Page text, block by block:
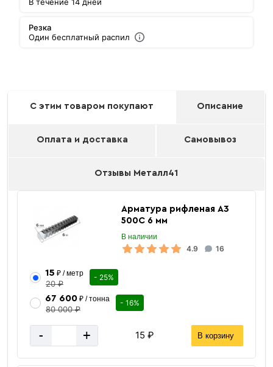
Резка
Один бесплатный распил
С этим товаром покупают Описание
Оплата и доставка Самовывоз
Отзывы Металл41
Арматура рифленая А3
500С 6 мм
В наличии
4.9 16
15 ₽ / метр
20 ₽
- 25%
67 600₽ / тонна
80 000 ₽
- 16%
- + 15 ₽ В корзину